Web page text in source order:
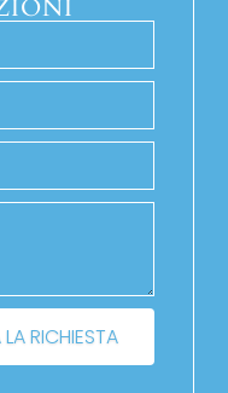
RICHIESTA